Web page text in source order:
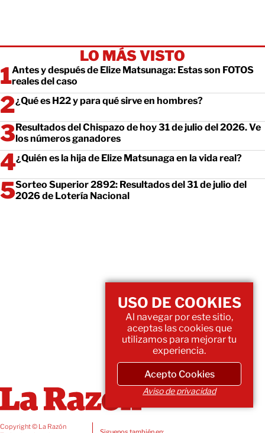
LO MÁS VISTO
Antes y después de Elize Matsunaga: Estas son FOTOS
reales del caso
¿Qué es H22 y para qué sirve en hombres?
Resultados del Chispazo de hoy 31 de julio del 2026. Ve
los números ganadores
¿Quién es la hija de Elize Matsunaga en la vida real?
Sorteo Superior 2892: Resultados del 31 de julio del
2026 de Lotería Nacional
Copyright © La Razón
USO DE COOKIES
Al navegar por este sitio,
aceptas las cookies que
utilizamos para mejorar tu
experiencia.
Acepto Cookies
Aviso de privacidad